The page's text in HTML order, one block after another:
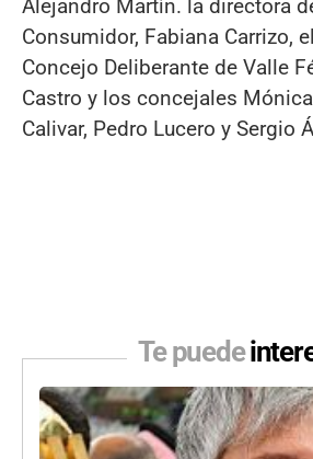
Alejandro Martín. la directora
Consumidor, Fabiana Carrizo,
Concejo Deliberante de Valle
Castro y los concejales
Calivar, Pedro Lucero y Sergio
Te puede